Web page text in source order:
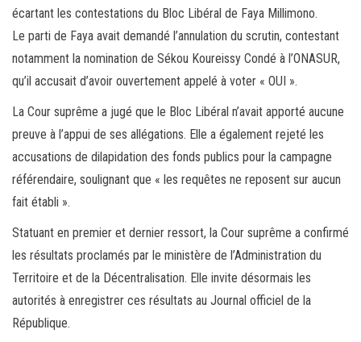
écartant les contestations du Bloc Libéral de Faya Millimono.
Le parti de Faya avait demandé l’annulation du scrutin, contestant
notamment la nomination de Sékou Koureissy Condé à l’ONASUR,
qu’il accusait d’avoir ouvertement appelé à voter « OUI ».
La Cour suprême a jugé que le Bloc Libéral n’avait apporté aucune
preuve à l’appui de ses allégations. Elle a également rejeté les
accusations de dilapidation des fonds publics pour la campagne
référendaire, soulignant que « les requêtes ne reposent sur aucun
fait établi ».
Statuant en premier et dernier ressort, la Cour suprême a confirmé
les résultats proclamés par le ministère de l’Administration du
Territoire et de la Décentralisation. Elle invite désormais les
autorités à enregistrer ces résultats au Journal officiel de la
République.